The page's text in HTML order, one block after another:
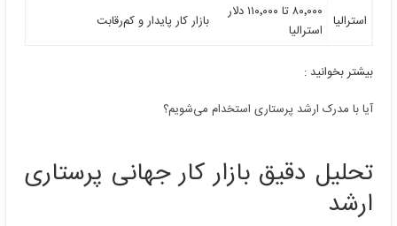
استرالیا
۸۰٬۰۰۰ تا ۱۱۰٬۰۰۰ دلار
استرالیا
بازار کار پایدار و کم‌رقابت
بیشتر بخوانید :
آیا با مدرک ارشد پرستاری استخدام می‌شویم؟
تحلیل دقیق بازار کار جهانی پرستاری
ارشد